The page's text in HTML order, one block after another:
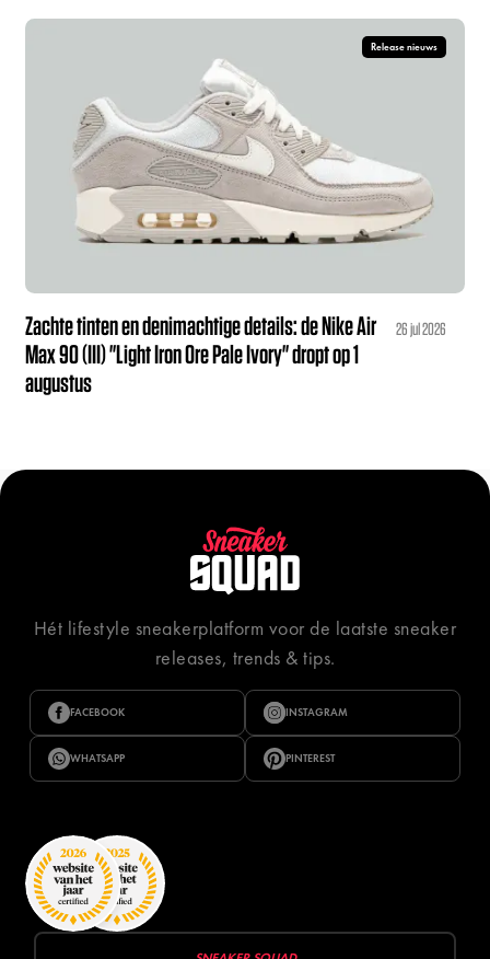
Release nieuws
Zachte tinten en denimachtige details: de Nike Air
Max 90 (III) "Light Iron Ore Pale Ivory" dropt op 1
augustus
26 jul 2026
Hét lifestyle sneakerplatform voor de laatste sneaker
releases, trends & tips.
FACEBOOK INSTAGRAM
WHATSAPP PINTEREST